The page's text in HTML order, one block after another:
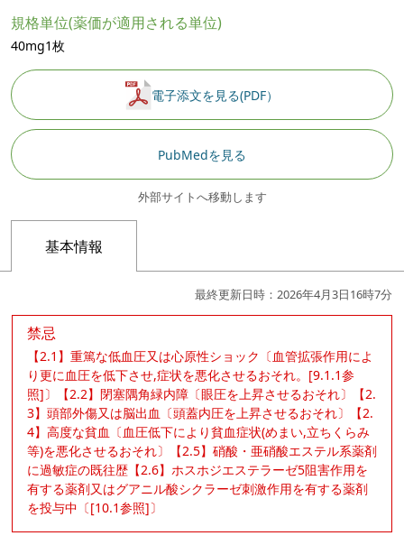
規格単位(薬価が適用される単位)
40mg1枚
電子添文を見る(PDF）
PubMedを見る
外部サイトへ移動します
基本情報
最終更新日時：2026年4月3日16時7分
禁忌
【2.1】重篤な低血圧又は心原性ショック〔血管拡張作用によ
り更に血圧を低下させ,症状を悪化させるおそれ。[9.1.1参
照]〕【2.2】閉塞隅角緑内障〔眼圧を上昇させるおそれ〕【2.
3】頭部外傷又は脳出血〔頭蓋内圧を上昇させるおそれ〕【2.
4】高度な貧血〔血圧低下により貧血症状(めまい,立ちくらみ
等)を悪化させるおそれ〕【2.5】硝酸・亜硝酸エステル系薬剤
に過敏症の既往歴【2.6】ホスホジエステラーゼ5阻害作用を
有する薬剤又はグアニル酸シクラーゼ刺激作用を有する薬剤
を投与中〔[10.1参照]〕